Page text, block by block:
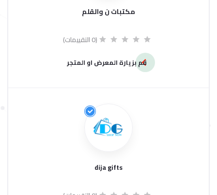
مكتبات ن والقلم
(0 التقييمات)
قم بزيارة المعرض او المتجر
dija gifts